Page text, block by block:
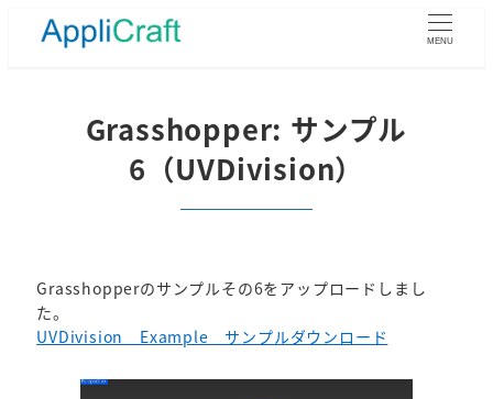
MENU
Grasshopper: サンプル
6（UVDivision）
Grasshopperのサンプルその6をアップロードしまし
た。
UVDivision Example サンプルダウンロード